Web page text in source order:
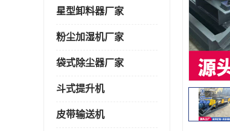
星型卸料器厂家
粉尘加湿机厂家
袋式除尘器厂家
斗式提升机
皮带输送机